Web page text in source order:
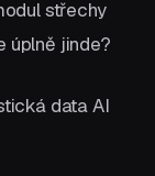
střechy
úplně jinde?
data AI